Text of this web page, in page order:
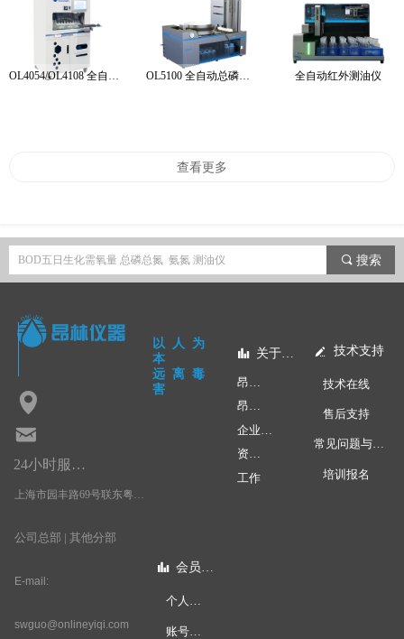
OL4054/OL4108 全自动BOD5智能分析仪 OL5100 全自动总磷总氮分析仪 全自动红外测油仪
查看更多
끠 搜索
以人为
本
远离毒
害
24小时服务热线：
E-mail:
swguo@onlineyiqi.com
上海市园丰路69号联东粤浦科技园3号楼4层
公司总部 | 其他分部
넹
낂
넀 技术支持
技术在线
常见问题与应用
售后支持
培训报名
뀲 会员中心
个人中心
账号安全
뀲 关于昂林
昂林快讯
企业文化
昂林学院
资质荣誉
工作